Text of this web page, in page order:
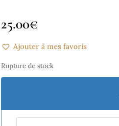
notations
client
25.00€
Ajouter à mes favoris
Rupture de stock